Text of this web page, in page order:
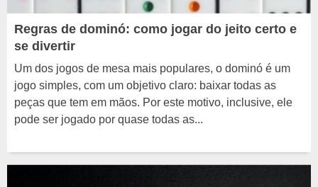
Regras de dominó: como jogar do jeito certo e
se divertir
Um dos jogos de mesa mais populares, o dominó é um
jogo simples, com um objetivo claro: baixar todas as
peças que tem em mãos. Por este motivo, inclusive, ele
pode ser jogado por quase todas as...